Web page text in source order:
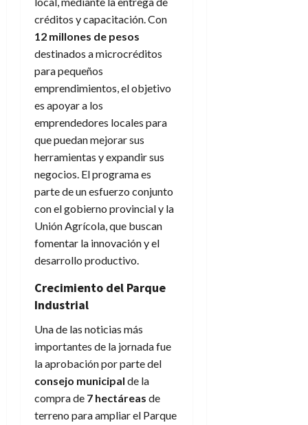
créditos y capacitación. Con
12 millones de pesos
destinados a microcréditos
para pequeños
emprendimientos, el objetivo
es apoyar a los
emprendedores locales para
que puedan mejorar sus
herramientas y expandir sus
negocios. El programa es
parte de un esfuerzo conjunto
con el gobierno provincial y la
Unión Agrícola, que buscan
fomentar la innovación y el
desarrollo productivo.
Crecimiento del Parque
Industrial
Una de las noticias más
importantes de la jornada fue
la aprobación por parte del
consejo municipal de la
compra de 7 hectáreas de
terreno para ampliar el Parque